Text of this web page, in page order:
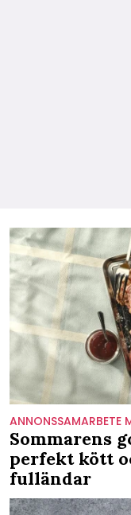
ANNONSSAMARBETE
Sommarens
perfekt kött
fulländar